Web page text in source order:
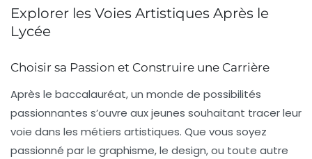
Explorer les Voies Artistiques Après le
Lycée
Choisir sa Passion et Construire une Carrière
Après le baccalauréat, un monde de possibilités
passionnantes s’ouvre aux jeunes souhaitant tracer leur
voie dans les métiers artistiques. Que vous soyez
passionné par le graphisme, le design, ou toute autre